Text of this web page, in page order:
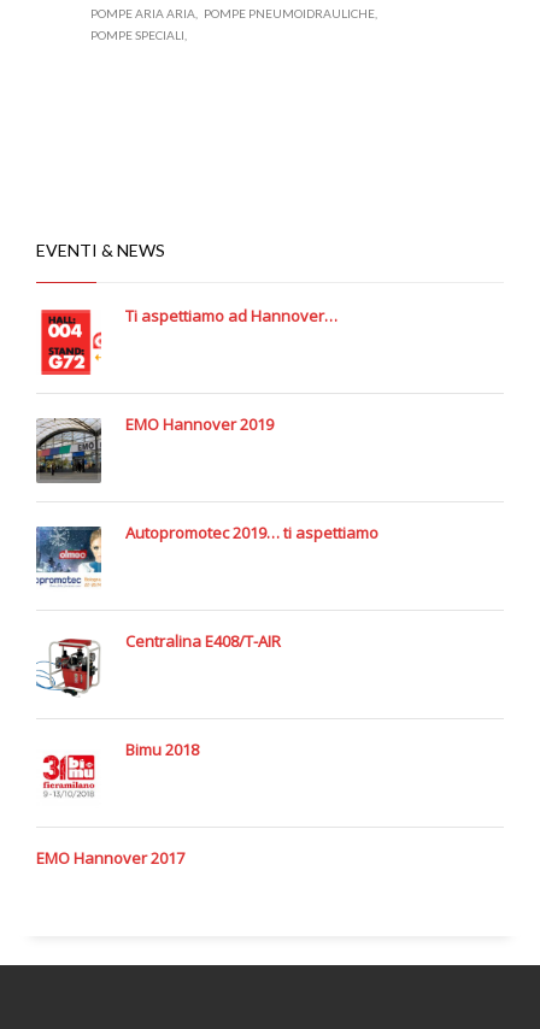
POMPE ARIA ARIA
POMPE PNEUMOIDRAULICHE
POMPE SPECIALI
EVENTI & NEWS
Ti aspettiamo ad Hannover…
EMO Hannover 2019
Autopromotec 2019… ti aspettiamo
Centralina E408/T-AIR
Bimu 2018
EMO Hannover 2017